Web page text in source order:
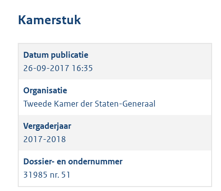
Kamerstuk
26-09-2017 16:35
Tweede Kamer der Staten-Generaal
2017-2018
31985 nr. 51